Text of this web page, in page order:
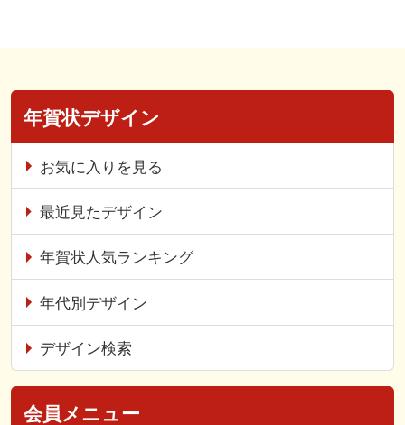
年賀状デザイン
お気に入りを見る
最近見たデザイン
年賀状人気ランキング
年代別デザイン
デザイン検索
会員メニュー